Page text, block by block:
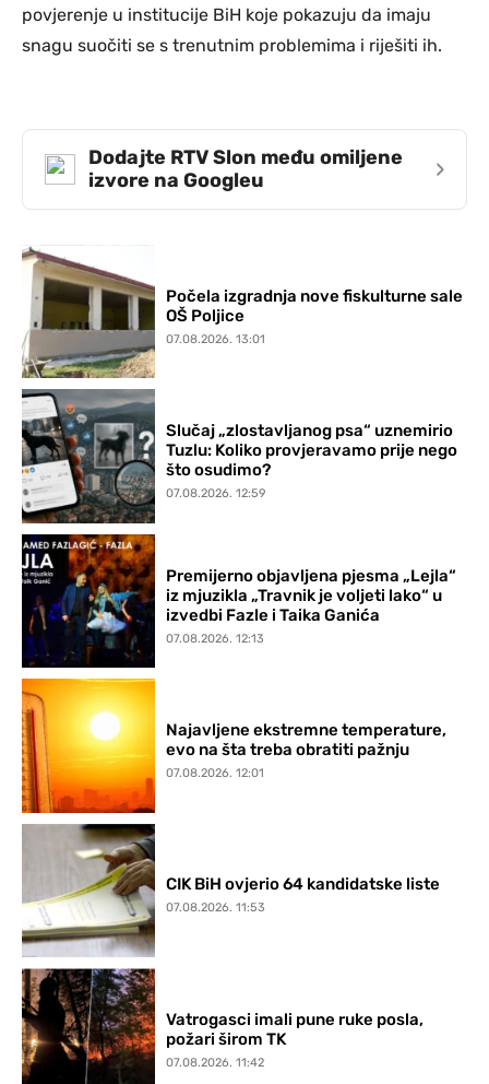
povjerenje u institucije BiH koje pokazuju da imaju
snagu suočiti se s trenutnim problemima i riješiti ih.
Dodajte RTV Slon među omiljene
izvore na Googleu
›
Počela izgradnja nove fiskulturne sale
OŠ Poljice
07.08.2026. 13:01
Slučaj „zlostavljanog psa“ uznemirio
Tuzlu: Koliko provjeravamo prije nego
što osudimo?
07.08.2026. 12:59
Premijerno objavljena pjesma „Lejla“
iz mjuzikla „Travnik je voljeti lako“ u
izvedbi Fazle i Taika Ganića
07.08.2026. 12:13
Najavljene ekstremne temperature,
evo na šta treba obratiti pažnju
07.08.2026. 12:01
CIK BiH ovjerio 64 kandidatske liste
07.08.2026. 11:53
Vatrogasci imali pune ruke posla,
požari širom TK
07.08.2026. 11:42